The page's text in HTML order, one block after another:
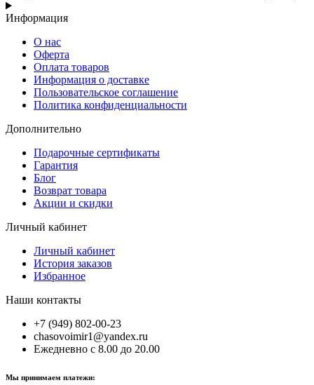
Информация
О нас
Оферта
Оплата товаров
Информация о доставке
Пользовательское соглашение
Политика конфиденциальности
Дополнительно
Подарочные сертификаты
Гарантия
Блог
Возврат товара
Акции и скидки
Личный кабинет
Личный кабинет
История заказов
Избранное
Наши контакты
+7 (949) 802-00-23
chasovoimir1@yandex.ru
Ежедневно с 8.00 до 20.00
Мы принимаем платежи: